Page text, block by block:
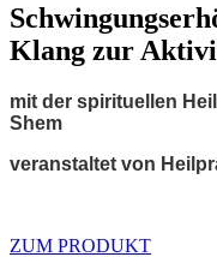
Klang zur
mit der spirituellen
Shem
veranstaltet von
ZUM PRODUKT